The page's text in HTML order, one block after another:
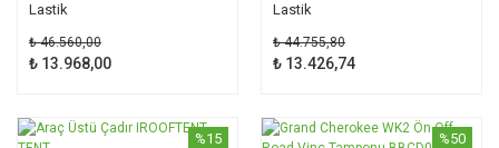
Lastik
₺ 46.560,00
₺ 13.968,00
Lastik
₺ 44.755,80
₺ 13.426,74
%15 %50